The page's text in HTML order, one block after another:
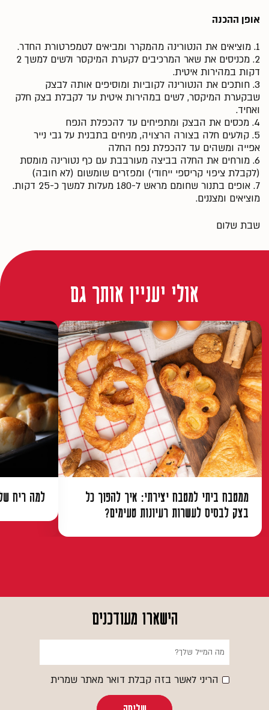
אופן ההכנה
1. מוציאים את הנטורינה מהמקרר ומביאים לטמפרטורת החדר.
2. מכניסים את שאר המרכיבים לקערת המיקסר ולשים למשך 2
דקות במהירות איטית.
3. חותכים את הנטורינה לקוביות ומוסיפים אותה לבצק
שבקערת המיקסר, לשים במהירות איטית עד לקבלת בצק חלק
ואחיד.
4. מכסים את הבצק ומתפיחים עד להכפלת הנפח
5. קולעים חלה בצורה הרצויה, מניחים בתבנית על גבי נייר
אפייה ומשהים עד להכפלת נפח החלה
6. מורחים את החלה בביצה מעורבבת עם כף נטורינה מומסת
(לקבלת ציפוי קריספי ייחודי) ומפזרים שומשום (לא חובה)
7. אופים בתנור שחומם מראש ל-180 מעלות למשך כ-25 דקות.
מוציאים ומצננים.
שבת שלום
אולי יעניין אותך גם
ממטבח ביתי למטבח יצירתי: איך להפוך כל
בצק לבסיס לעשרות רעיונות טעימים?
למה ריח
הישארו מעודכנים
הריני לאשר בזה קבלת דואר מאתר שמרית